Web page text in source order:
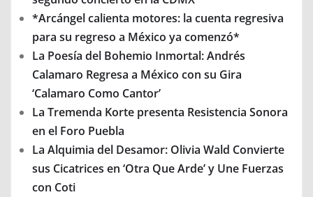
*Arcángel calienta motores: la cuenta regresiva
para su regreso a México ya comenzó*
La Poesía del Bohemio Inmortal: Andrés
Calamaro Regresa a México con su Gira
‘Calamaro Como Cantor’
La Tremenda Korte presenta Resistencia Sonora
en el Foro Puebla
La Alquimia del Desamor: Olivia Wald Convierte
sus Cicatrices en ‘Otra Que Arde’ y Une Fuerzas
con Coti